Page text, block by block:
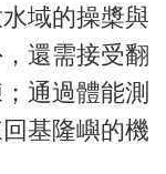
域的操槳與
還需接受翻
通過體能測
基隆嶼的機